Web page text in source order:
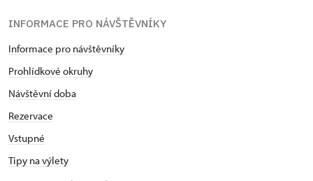
INFORMACE PRO NÁVŠTĚVNÍKY
Informace pro návštěvníky
Prohlídkové okruhy
Návštěvní doba
Rezervace
Vstupné
Tipy na výlety